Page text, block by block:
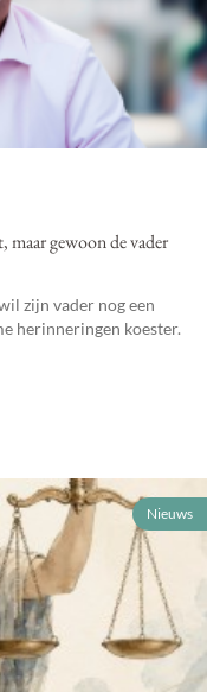
maar gewoon de vader
zijn vader nog een
herinneringen koester.
Nieuws